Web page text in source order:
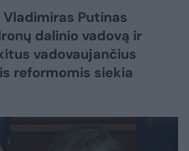
Putinas
dalinio vadovą ir
vadovaujančius
reformomis siekia